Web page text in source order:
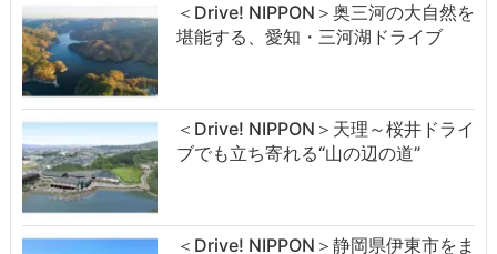
＜Drive! NIPPON＞奥三河の大自然を
堪能する、愛知・三河湖ドライブ
＜Drive! NIPPON＞天理～桜井ドライ
ブでも立ち寄れる“山の辺の道”
＜Drive! NIPPON＞静岡県伊東市をま